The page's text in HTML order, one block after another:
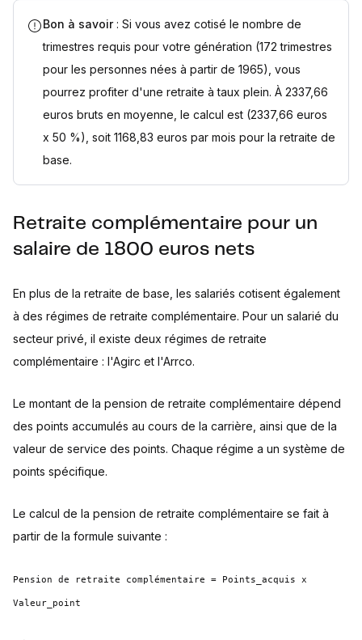
Bon à savoir : Si vous avez cotisé le nombre de
trimestres requis pour votre génération (172 trimestres
pour les personnes nées à partir de 1965), vous
pourrez profiter d'une retraite à taux plein. À 2337,66
euros bruts en moyenne, le calcul est (2337,66 euros
x 50 %), soit 1168,83 euros par mois pour la retraite de
base.
Retraite complémentaire pour un
salaire de 1800 euros nets
En plus de la retraite de base, les salariés cotisent également
à des régimes de retraite complémentaire. Pour un salarié du
secteur privé, il existe deux régimes de retraite
complémentaire : l'Agirc et l'Arrco.
Le montant de la pension de retraite complémentaire dépend
des points accumulés au cours de la carrière, ainsi que de la
valeur de service des points. Chaque régime a un système de
points spécifique.
Le calcul de la pension de retraite complémentaire se fait à
partir de la formule suivante :
Pension de retraite complémentaire = Points_acquis x
Valeur_point